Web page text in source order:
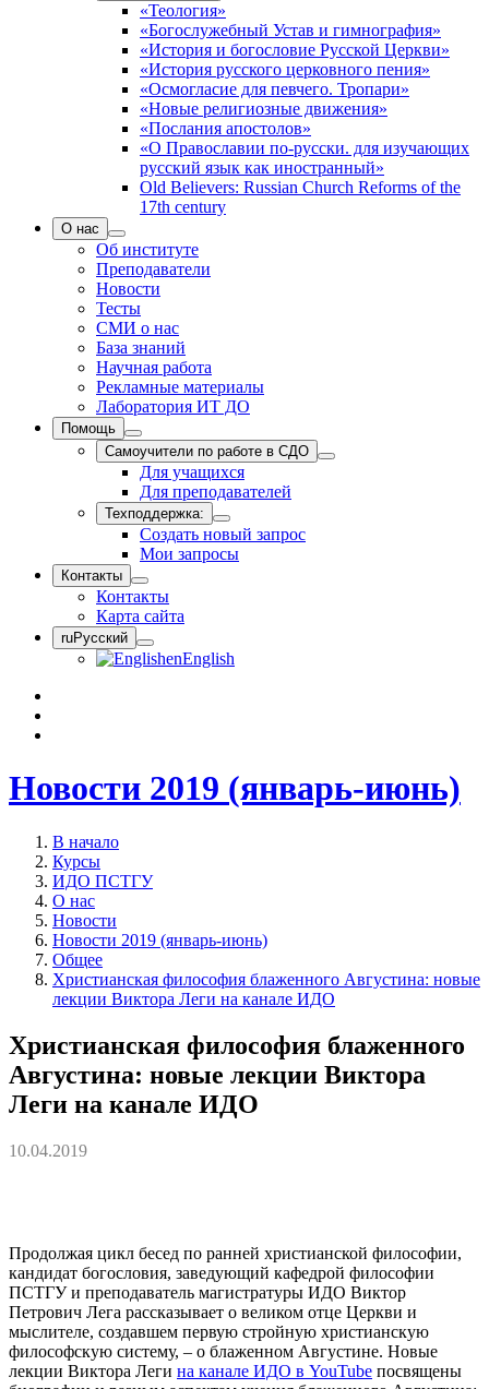
«Теология»
«Богослужебный Устав и гимнография»
«История и богословие Русской Церкви»
«История русского церковного пения»
«Осмогласие для певчего. Тропари»
«Новые религиозные движения»
«Послания апостолов»
«О Православии по-русски. для изучающих
русский язык как иностранный»
Old Believers: Russian Church Reforms of the
17th century
О нас
Об институте
Преподаватели
Новости
Тесты
СМИ о нас
База знаний
Научная работа
Рекламные материалы
Лаборатория ИТ ДО
Помощь
Самоучители по работе в СДО
Для учащихся
Для преподавателей
Техподдержка:
Создать новый запрос
Мои запросы
Контакты
Контакты
Карта сайта
ruРусский
enEnglish
Новости 2019 (январь-июнь)
В начало
Курсы
ИДО ПСТГУ
О нас
Новости
Новости 2019 (январь-июнь)
Общее
Христианская философия блаженного Августина: новые
лекции Виктора Леги на канале ИДО
Христианская философия блаженного
Августина: новые лекции Виктора
Леги на канале ИДО
10.04.2019
Продолжая цикл бесед по ранней христианской философии,
кандидат богословия, заведующий кафедрой философии
ПСТГУ и преподаватель магистратуры ИДО Виктор
Петрович Лега рассказывает о великом отце Церкви и
мыслителе, создавшем первую стройную христианскую
философскую систему, – о блаженном Августине. Новые
лекции Виктора Леги на канале ИДО в YouTube посвящены